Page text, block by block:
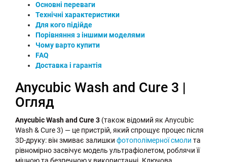
Основні переваги
Технічні характеристики
Для кого підійде
Порівняння з іншими моделями
Чому варто купити
FAQ
Доставка і гарантія
Anycubic Wash and Cure 3 |
Огляд
Anycubic Wash and Cure 3 (також відомий як Anycubic
Wash & Cure 3) — це пристрій, який спрощує процес після
3D-друку: він змиває залишки фотополімерної смоли та
рівномірно засвічує модель ультрафіолетом, роблячи її